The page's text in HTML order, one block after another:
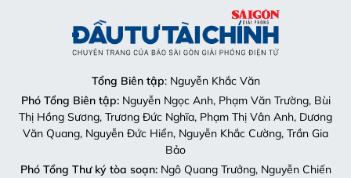
Tổng Biên tập: Nguyễn Khắc Văn
Phó Tổng Biên tập:Nguyễn Ngọc Anh, Phạm Văn Trường, Bùi
Thị Hồng Sương, Trương Đức Nghĩa, Phạm Thị Vân Anh, Dương
Văn Quang, Nguyễn Đức Hiển, Nguyễn Khắc Cường, Trần Gia
Bảo
Phó Tổng Thư ký tòa soạn:Ngô Quang Trưởng, Nguyễn Chiến